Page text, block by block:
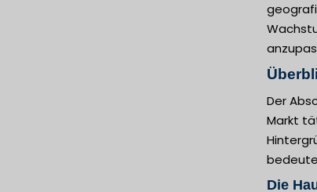
Der
Markt
Die